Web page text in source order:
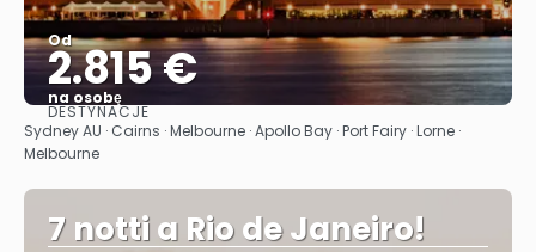
Od
2.815 €
na osobę
Zobacz
DESTYNACJE
Sydney AU · Cairns · Melbourne · Apollo Bay · Port Fairy · Lorne ·
Melbourne
7 notti a Rio de Janeiro!